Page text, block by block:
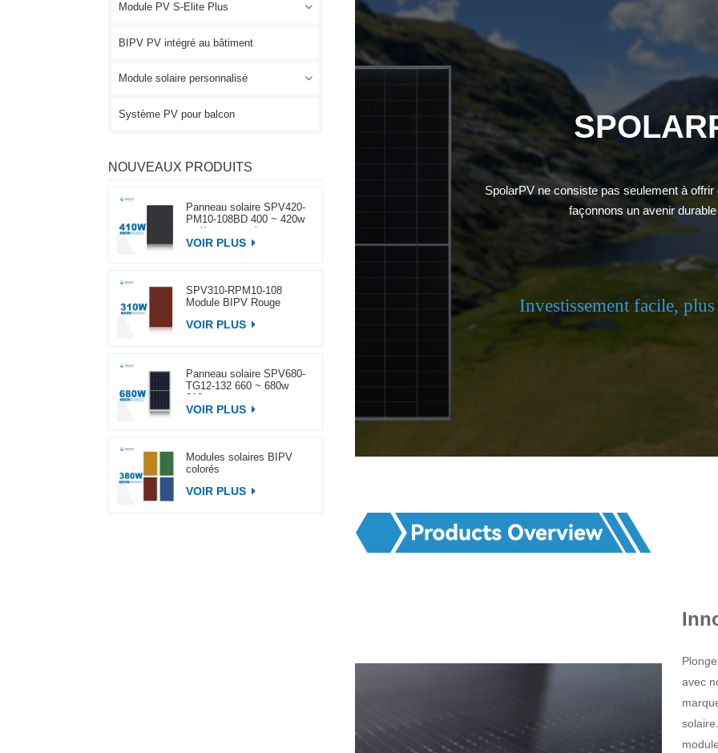
Module PV S-Elite Plus
BIPV PV intégré au bâtiment
Module solaire personnalisé
Système PV pour balcon
NOUVEAUX PRODUITS
Panneau solaire SPV420-
PM10-108BD 400 ~ 420w
VOIR PLUS
SPV310-RPM10-108
Module BIPV Rouge
VOIR PLUS
Panneau solaire SPV680-
TG12-132 660 ~ 680w
VOIR PLUS
Modules solaires BIPV
colorés
VOIR PLUS
SpolarPV ne consiste pas seulement à offrir
façonnons un avenir
Investissement facile,
avec